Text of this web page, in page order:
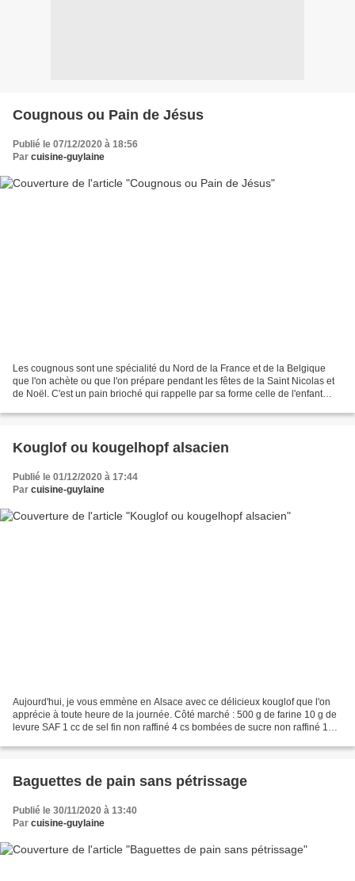
Cougnous ou Pain de Jésus
Publié le 07/12/2020 à 18:56
Par cuisine-guylaine
Les cougnous sont une spécialité du Nord de la France et de la Belgique
que l'on achète ou que l'on prépare pendant les fêtes de la Saint Nicolas et
de Noël. C'est un pain brioché qui rappelle par sa forme celle de l'enfant
Kouglof ou kougelhopf alsacien
Publié le 01/12/2020 à 17:44
Par cuisine-guylaine
Aujourd'hui, je vous emmène en Alsace avec ce délicieux kouglof que l'on
apprécie à toute heure de la journée. Côté marché : 500 g de farine 10 g de
levure SAF 1 cc de sel fin non raffiné 4 cs bombées de sucre non raffiné 100
Baguettes de pain sans pétrissage
Publié le 30/11/2020 à 13:40
Par cuisine-guylaine